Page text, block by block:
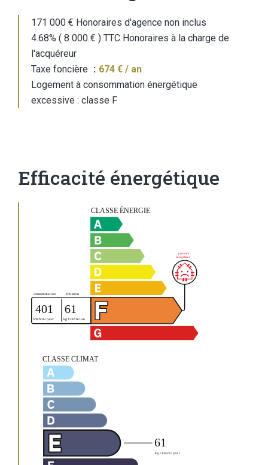
171 000 € Honoraires d'agence non inclus
4.68% ( 8 000 € ) TTC Honoraires à la charge de
l'acquéreur
Taxe foncière
674 € / an
Logement à consommation énergétique
excessive : classe F
Efficacité énergétique